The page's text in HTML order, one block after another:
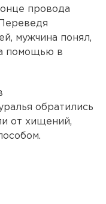
провода
мужчина понял,
помощью в
обратились
от хищений,